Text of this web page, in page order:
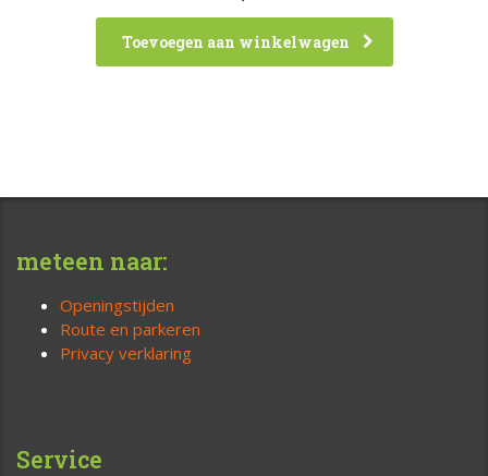
Toevoegen aan winkelwagen
meteen naar:
Openingstijden
Route en parkeren
Privacy verklaring
Service